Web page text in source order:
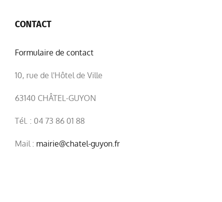
CONTACT
Formulaire de contact
10, rue de l'Hôtel de Ville
63140 CHÂTEL-GUYON
Tél. : 04 73 86 01 88
Mail : mairie@chatel-guyon.fr